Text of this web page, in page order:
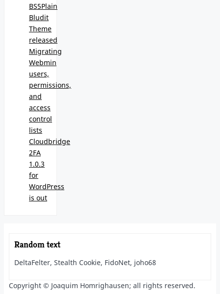
BS5Plain
Bludit
Theme
released
Migrating
Webmin
users,
permissions,
and
access
control
lists
Cloudbridge
2FA
1.0.3
for
WordPress
is out
Random text
DeltaFelter, Stealth Cookie, FidoNet, joho68
Copyright © Joaquim Homrighausen; all rights reserved.